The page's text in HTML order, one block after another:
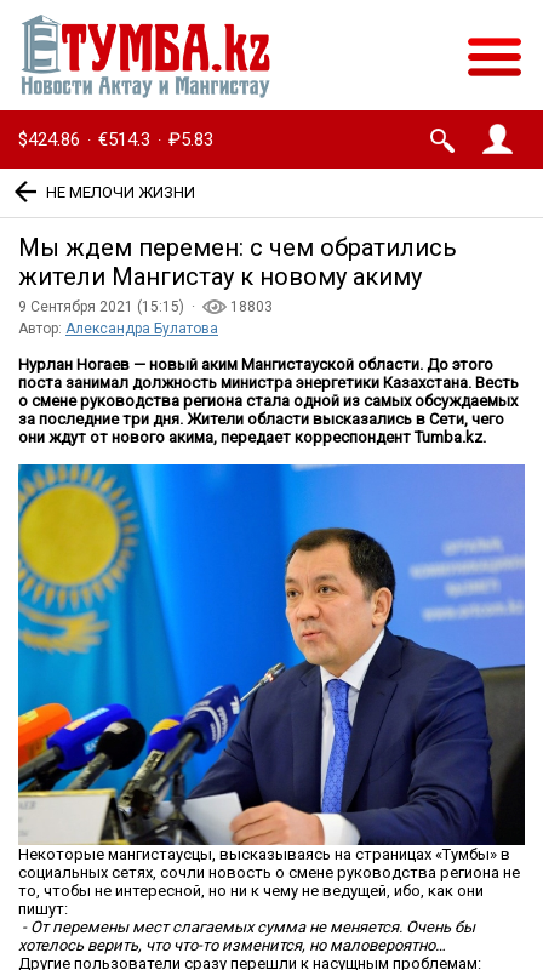
$424.86 · €514.3 · ₽5.83
НЕ МЕЛОЧИ ЖИЗНИ
Мы ждем перемен: с чем обратились
жители Мангистау к новому акиму
9 Сентября 2021 (15:15) ·
18803
Автор: Александра Булатова
Нурлан Ногаев — новый аким Мангистауской области. До этого
поста занимал должность министра энергетики Казахстана. Весть
о смене руководства региона стала одной из самых обсуждаемых
за последние три дня. Жители области высказались в Сети, чего
они ждут от нового акима, передает корреспондентTumba.kz.
Некоторые мангистаусцы, высказываясь на страницах «Тумбы» в
социальных сетях, сочли новость о смене руководства региона не
то, чтобы не интересной, но ни к чему не ведущей, ибо, как они
пишут:
- От перемены мест слагаемых сумма не меняется. Очень бы
хотелось верить, что что-то изменится, но маловероятно…
Другие пользователи сразу перешли к насущным проблемам: